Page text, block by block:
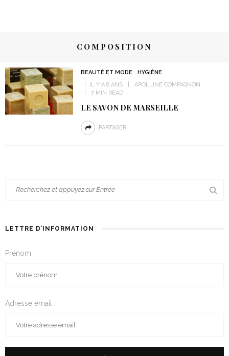
COMPOSITION
BEAUTÉ ET MODE
HYGIÈNE
IL Y A 8 ANS
APOLLINE COMPAGNON
7 MIN READ
LE SAVON DE MARSEILLE
PARTAGER
LETTRE D’INFORMATION
Prénom :
Adresse email :